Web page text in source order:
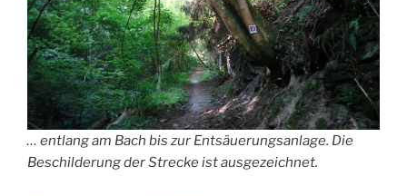
… entlang am Bach bis zur Entsäuerungsanlage. Die
Beschilderung der Strecke ist ausgezeichnet.